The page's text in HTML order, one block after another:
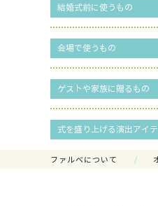
結婚式前に使うもの
会場で使うもの
ゲストや家族に贈るもの
式を盛り上げる演出アイ
ファルべについて